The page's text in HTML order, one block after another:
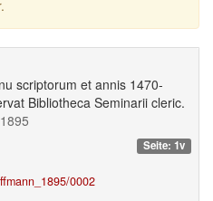
scriptorum et annis 1470-
Bibliotheca Seminarii cleric.
Seite: 1v
0002